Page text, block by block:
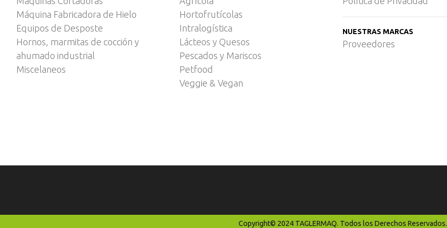
Máquina Fabricadora de Hielo
Equipos de Desposte
Hornos, marmitas de cocción y
ahumado industrial
Miscelaneos
Hortofrutícolas
Intralogística
Lácteos y Quesos
Pescados y Mariscos
Petfood
Veggie & Vegan
NUESTRAS MARCAS
Proveedores
Copyright© 2024 TAGLERMAQ. Todos los Derechos Reservados.